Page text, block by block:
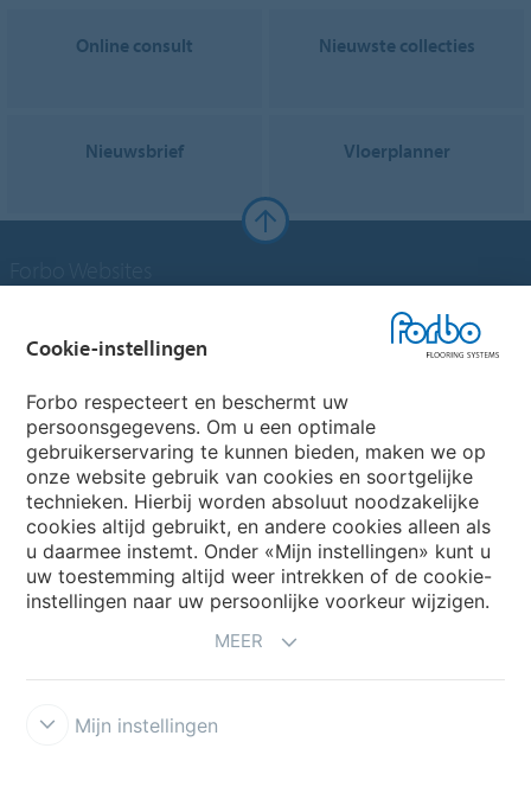
Online consult Nieuwste collecties
Nieuwsbrief Vloerplanner
Forbo Flooring Systems
Forbo Movement Systems
Kies een land
Cookie-instellingen
Forbo respecteert en beschermt uw
persoonsgegevens. Om u een optimale
gebruikerservaring te kunnen bieden, maken we op
onze website gebruik van cookies en soortgelijke
technieken. Hierbij worden absoluut noodzakelijke
cookies altijd gebruikt, en andere cookies alleen als
u daarmee instemt. Onder «Mijn instellingen» kunt u
uw toestemming altijd weer intrekken of de cookie-
instellingen naar uw persoonlijke voorkeur wijzigen.
MEER
Mijn instellingen